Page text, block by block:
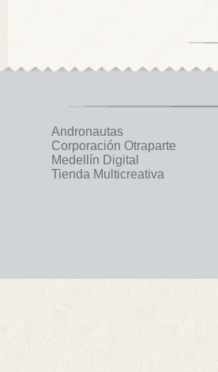
Andronautas
Corporación Otraparte
Medellín Digital
Tienda Multicreativa